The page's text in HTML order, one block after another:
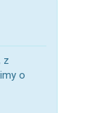
z
o